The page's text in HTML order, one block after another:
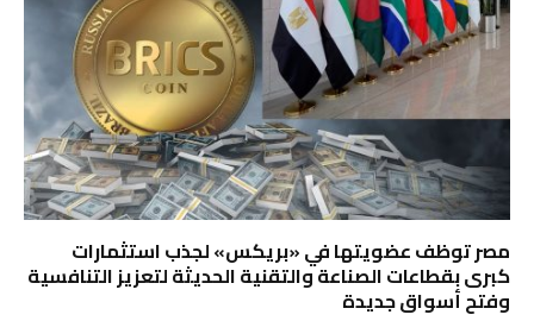
مصر توظف عضويتها في «بريكس» لجذب استثمارات
كبرى بقطاعات الصناعة والتقنية الحديثة لتعزيز التنافسية
وفتح أسواق جديدة